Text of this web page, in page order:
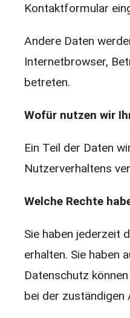
Kontaktformular
Andere Daten
Internetbrowser,
betreten.
Wofür nutzen wir
Ein Teil der Daten
Nutzerverhaltens
Welche Rechte
Sie haben jederzeit
erhalten. Sie haben
Datenschutz
bei der